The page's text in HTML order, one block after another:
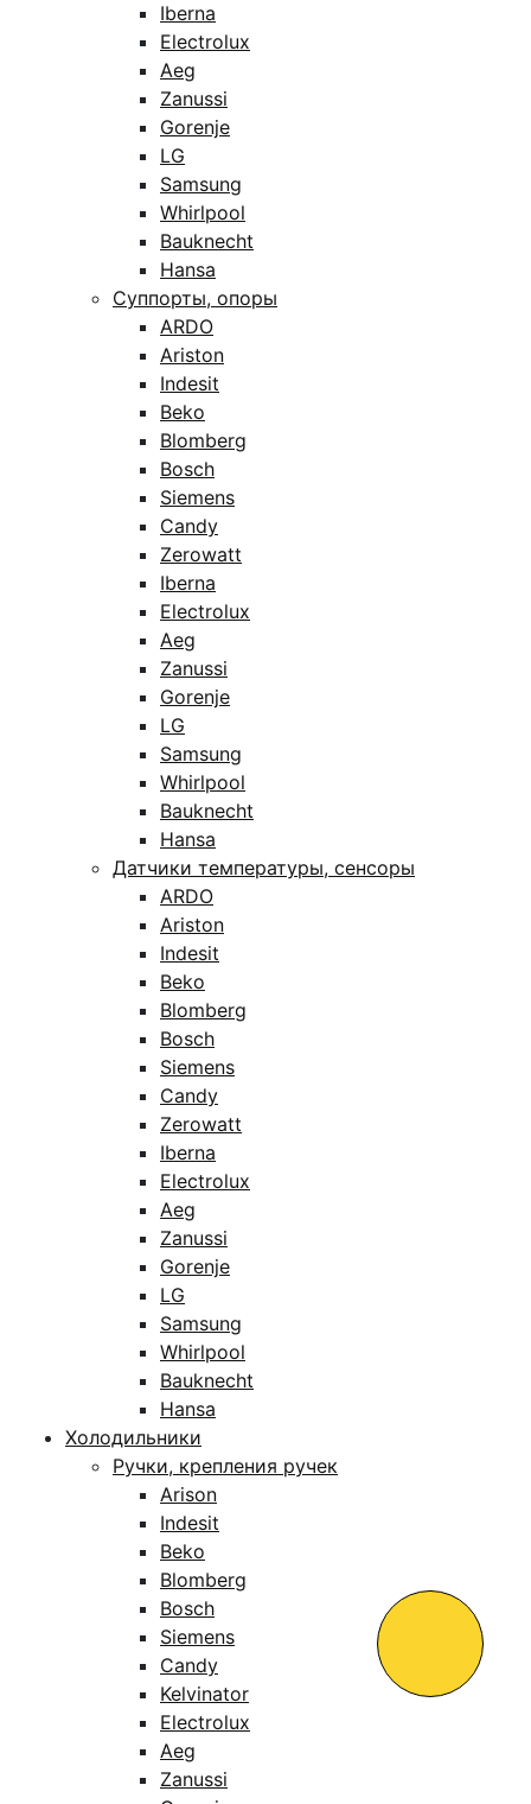
Iberna
Electrolux
Aeg
Zanussi
Gorenje
LG
Samsung
Whirlpool
Bauknecht
Hansa
Суппорты, опоры
ARDO
Ariston
Indesit
Beko
Blomberg
Bosch
Siemens
Candy
Zerowatt
Iberna
Electrolux
Aeg
Zanussi
Gorenje
LG
Samsung
Whirlpool
Bauknecht
Hansa
Датчики температуры, сенсоры
ARDO
Ariston
Indesit
Beko
Blomberg
Bosch
Siemens
Candy
Zerowatt
Iberna
Electrolux
Aeg
Zanussi
Gorenje
LG
Samsung
Whirlpool
Bauknecht
Hansa
Холодильники
Ручки, крепления ручек
Arison
Indesit
Beko
Blomberg
Bosch
Siemens
Candy
Kelvinator
Electrolux
Aeg
Zanussi